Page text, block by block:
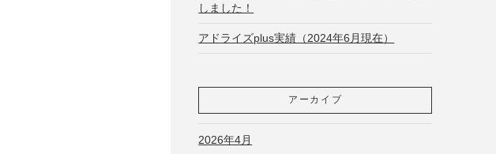
しました！
アドライズplus実績（2024年6月現在）
アーカイブ
2026年4月